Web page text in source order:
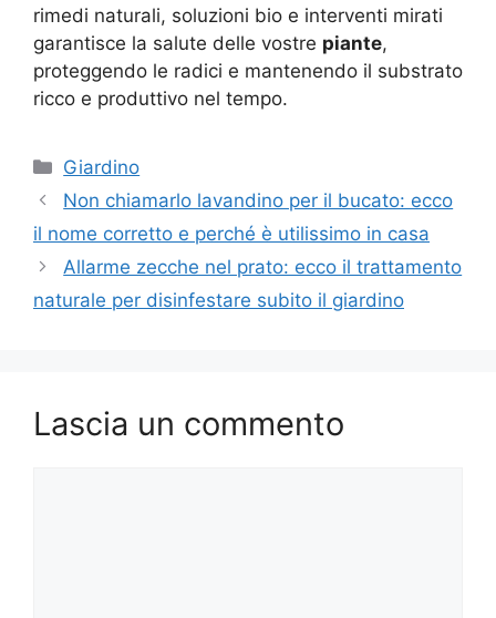
rimedi naturali, soluzioni bio e interventi mirati
garantisce la salute delle vostre piante,
proteggendo le radici e mantenendo il substrato
ricco e produttivo nel tempo.
Categorie
Giardino
Non chiamarlo lavandino per il bucato: ecco
il nome corretto e perché è utilissimo in casa
Allarme zecche nel prato: ecco il trattamento
naturale per disinfestare subito il giardino
Lascia un commento